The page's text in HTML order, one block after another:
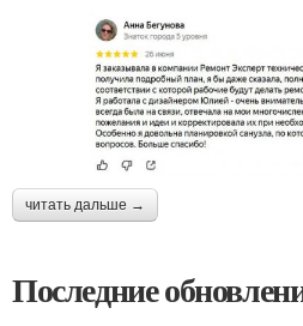
читать дальше →
Последние